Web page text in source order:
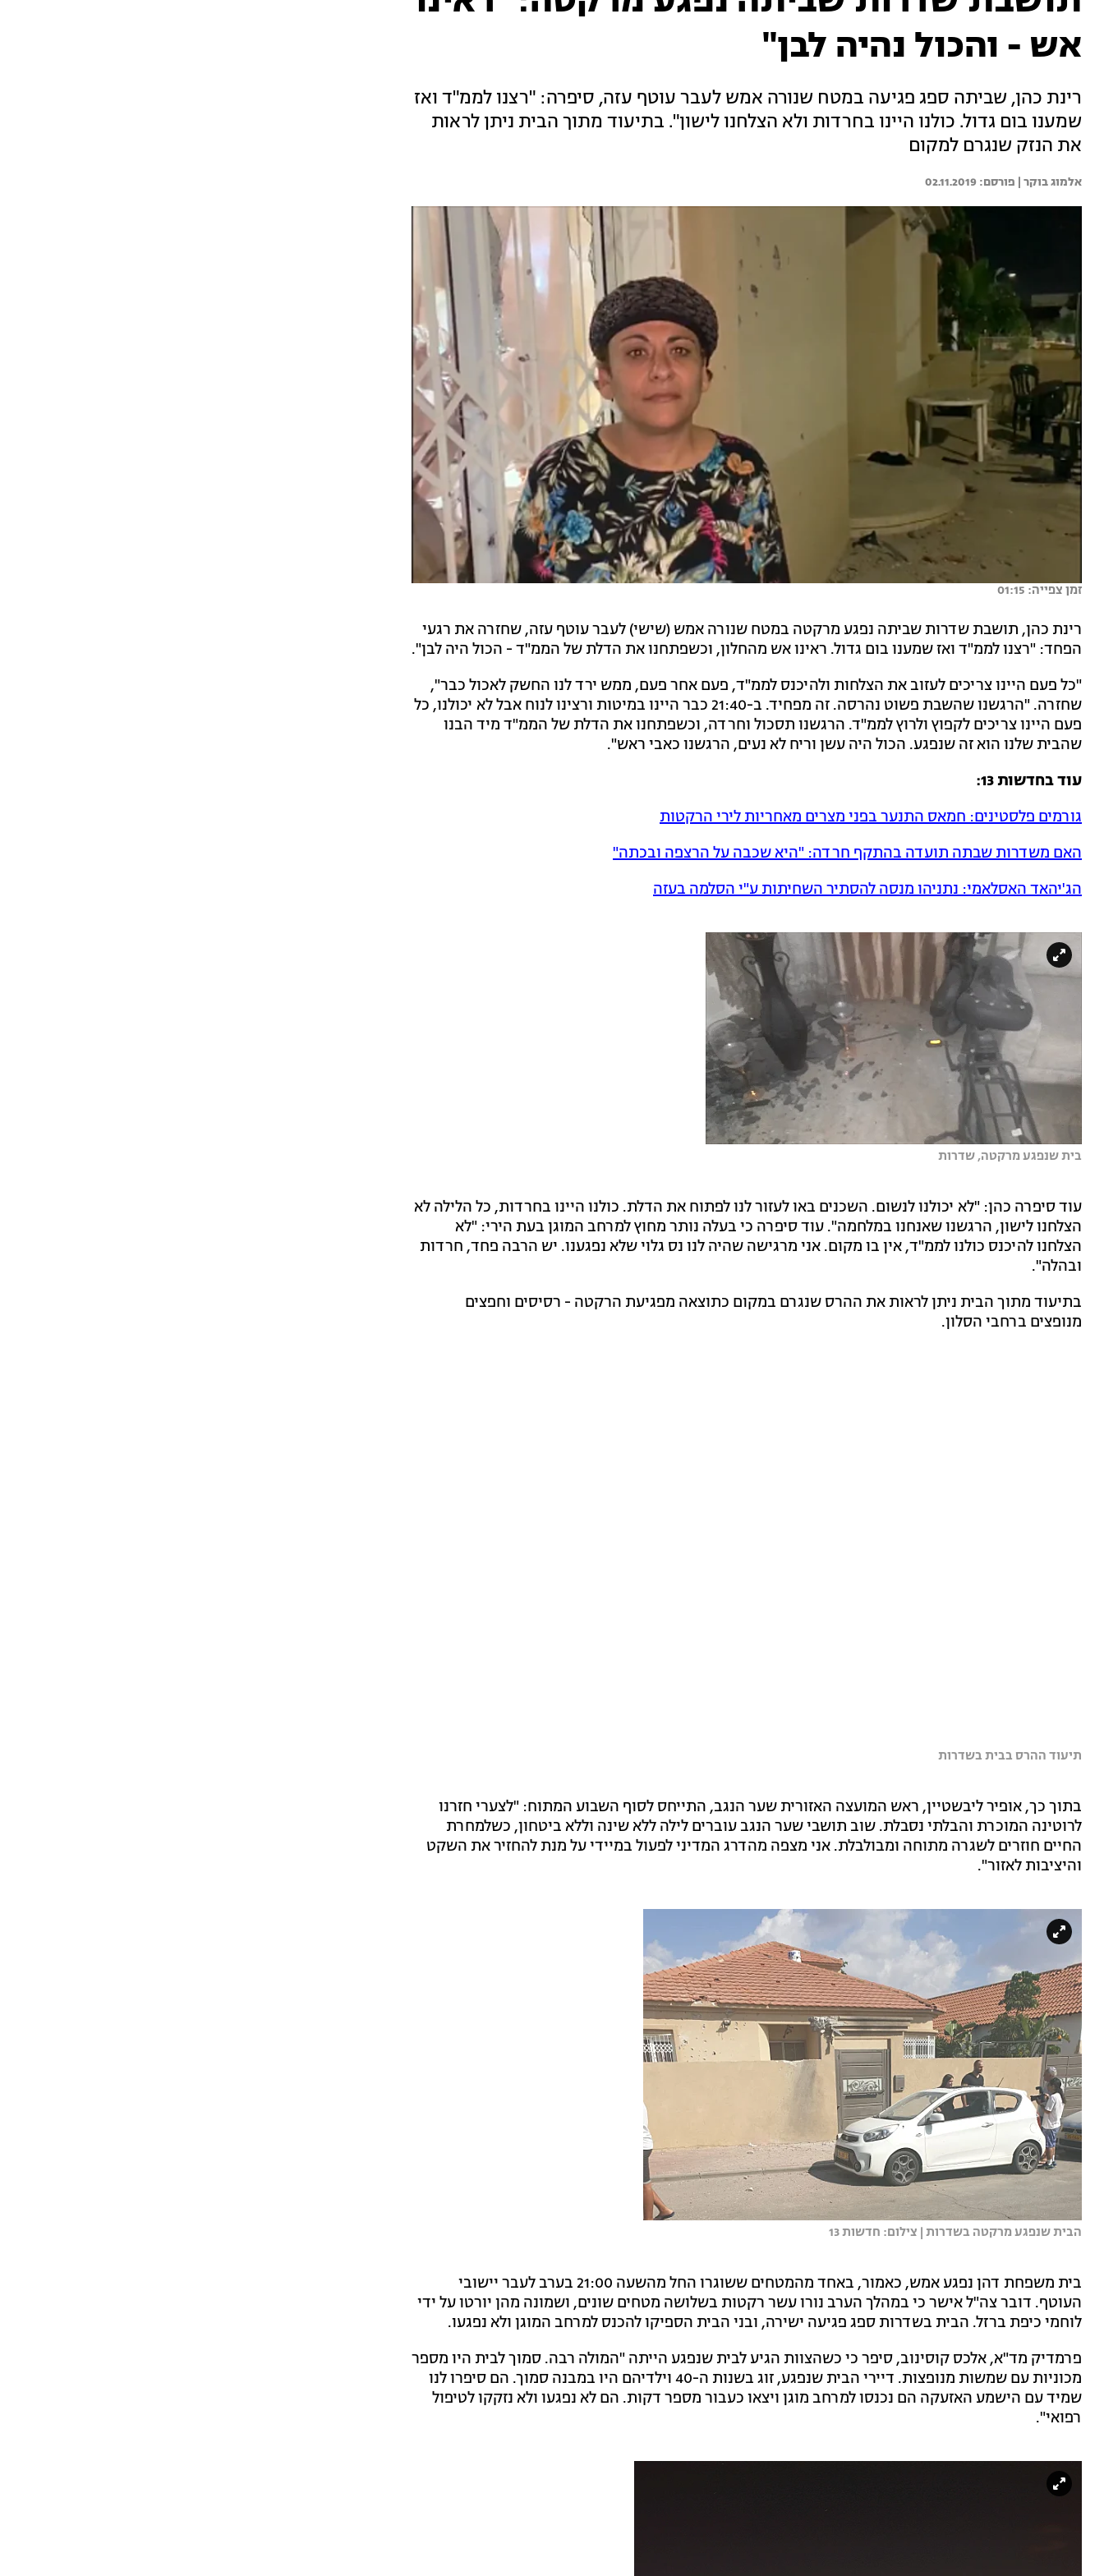
אש - והכול נהיה לבן"
רינת כהן, שביתה ספג פגיעה במטח שנורה אמש לעבר עוטף עזה, סיפרה: "רצנו לממ"ד ואז
שמענו בום גדול. כולנו היינו בחרדות ולא הצלחנו לישון". בתיעוד מתוך הבית ניתן לראות
את הנזק שנגרם למקום
אלמוג בוקר | 02.11.2019
זמן צפייה: 01:15
רינת כהן, תושבת שדרות שביתה נפגע מרקטה במטח שנורה אמש (שישי) לעבר עוטף עזה, שחזרה את רגעי
הפחד: "רצנו לממ"ד ואז שמענו בום גדול. ראינו אש מהחלון, וכשפתחנו את הדלת של הממ"ד - הכול היה לבן".
"כל פעם היינו צריכים לעזוב את הצלחות ולהיכנס לממ"ד, פעם אחר פעם, ממש ירד לנו החשק לאכול כבר",
שחזרה. "הרגשנו שהשבת פשוט נהרסה. זה מפחיד. ב-21:40 כבר היינו במיטות ורצינו לנוח אבל לא יכולנו, כל
פעם היינו צריכים לקפוץ ולרוץ לממ"ד. הרגשנו תסכול וחרדה, וכשפתחנו את הדלת של הממ"ד מיד הבנו
שהבית שלנו הוא זה שנפגע. הכול היה עשן וריח לא נעים, הרגשנו כאבי ראש".
עוד בחדשות 13:
גורמים פלסטינים: חמאס התנער בפני מצרים מאחריות לירי הרקטות
האם משדרות שבתה תועדה בהתקף חרדה: "היא שכבה על הרצפה ובכתה"
הג'יהאד האסלאמי: נתניהו מנסה להסתיר השחיתות ע"י הסלמה בעזה
בית שנפגע מרקטה, שדרות
עוד סיפרה כהן: "לא יכולנו לנשום. השכנים באו לעזור לנו לפתוח את הדלת. כולנו היינו בחרדות, כל הלילה לא
הצלחנו לישון, הרגשנו שאנחנו במלחמה". עוד סיפרה כי בעלה נותר מחוץ למרחב המוגן בעת הירי: "לא
הצלחנו להיכנס כולנו לממ"ד, אין בו מקום. אני מרגישה שהיה לנו נס גלוי שלא נפגענו. יש הרבה פחד, חרדות
ובהלה".
בתיעוד מתוך הבית ניתן לראות את ההרס שנגרם במקום כתוצאה מפגיעת הרקטה - רסיסים וחפצים
מנופצים ברחבי הסלון.
תיעוד ההרס בבית בשדרות
בתוך כך, אופיר ליבשטיין, ראש המועצה האזורית שער הנגב, התייחס לסוף השבוע המתוח: "לצערי חזרנו
לרוטינה המוכרת והבלתי נסבלת. שוב תושבי שער הנגב עוברים לילה ללא שינה וללא ביטחון, כשלמחרת
החיים חוזרים לשגרה מתוחה ומבולבלת. אני מצפה מהדרג המדיני לפעול במיידי על מנת להחזיר את השקט
והיציבות לאזור".
הבית שנפגע מרקטה בשדרות | צילום: חדשות 13
בית משפחת דהן נפגע אמש, כאמור, באחד מהמטחים ששוגרו החל מהשעה 21:00 בערב לעבר יישובי
העוטף. דובר צה"ל אישר כי במהלך הערב נורו עשר רקטות בשלושה מטחים שונים, ושמונה מהן יורטו על ידי
לוחמי כיפת ברזל. הבית בשדרות ספג פגיעה ישירה, ובני הבית הספיקו להכנס למרחב המוגן ולא נפגעו.
פרמדיק מד"א, אלכס קוסינוב, סיפר כי כשהצוות הגיע לבית שנפגע הייתה "המולה רבה. סמוך לבית היו מספר
מכוניות עם שמשות מנופצות. דיירי הבית שנפגע, זוג בשנות ה-40 וילדיהם היו במבנה סמוך. הם סיפרו לנו
שמיד עם הישמע האזעקה הם נכנסו למרחב מוגן ויצאו כעבור מספר דקות. הם לא נפגעו ולא נזקקו לטיפול
רפואי".